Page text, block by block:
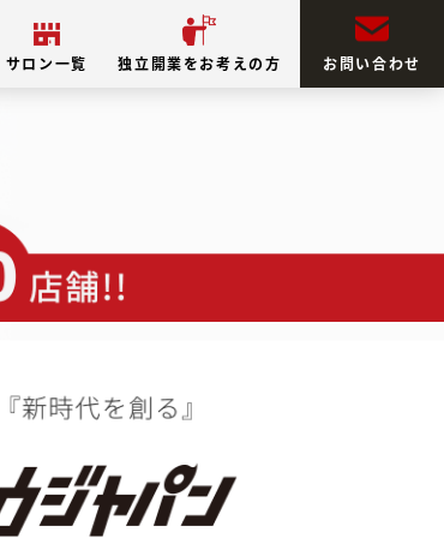
サロン一覧 独立開業をお考えの方 お問い合わせ